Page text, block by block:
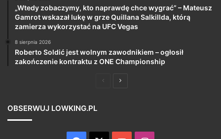
„Wtedy zobaczymy, kto naprawdę chce wygrać” – Mateusz
Gamrot wskazał lukę w grze Quillana Salkillda, którą
zamierza wykorzystać na UFC Vegas
8 sierpnia 2026
Roberto Soldić jest wolnym zawodnikiem – ogłosił
zakończenie kontraktu z ONE Championship
PoprzedniaNastępna
OBSERWUJ LOWKING.PL